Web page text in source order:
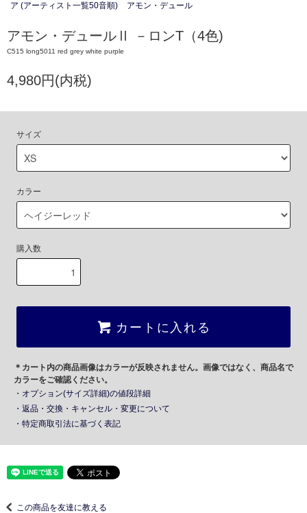
ア (アーティスト一覧50音順)
アモン・デュール
アモン・デュールⅡ －ロンT（4色)
C515 long5011 red grey white purple
4,980円(内税)
サイズ
カラー
購入数
カートに入れる
＊カート内の商品画像はカラーが反映されません。画像ではなく、商品名で
カラーをご確認ください。
・オプション(サイズ詳細)の値段詳細
・返品・交換・キャンセル・変更について
・特定商取引法に基づく表記
この商品を友達に教える